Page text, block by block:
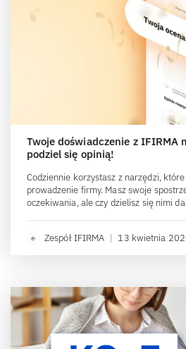
Twoje doświadczenie z IFIRMA
podziel się opinią!
Codziennie korzystasz z narzędzi,
prowadzenie firmy. Masz swoje
oczekiwania, ale czy dzielisz się nimi
Zespół IFIRMA | 13 kwietnia